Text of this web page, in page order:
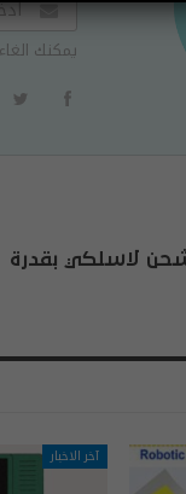
يمكنك
لاسلكي بقدرة
آخر الاخبار